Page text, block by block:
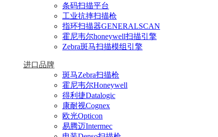
条码扫描平台
工业抗摔扫描枪
指环扫描器GENERALSCAN
霍尼韦尔honeywell扫描引擎
Zebra斑马扫描模组引擎
进口品牌
斑马Zebra扫描枪
霍尼韦尔Honeywell
得利捷Datalogic
康耐视Cognex
欧光Opticon
易腾迈Intermec